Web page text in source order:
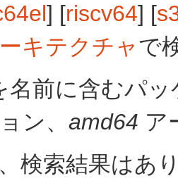
] [riscv64] [
キテクチャで
前に含むパッ
ン、 amd64 ア
検索結果はあ